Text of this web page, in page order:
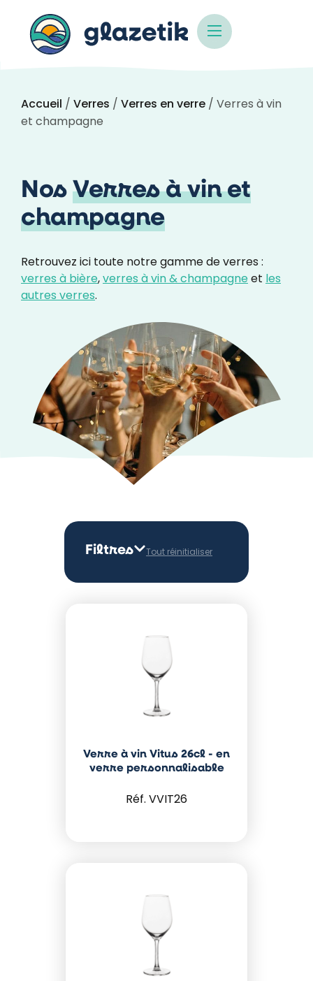
Accueil / Verres / Verres en verre / Verres à vin
et champagne
Nos Verres à vin et
champagne
Retrouvez ici toute notre gamme de verres :
verres à bière, verres à vin & champagne et les
autres verres.
Filtres Tout réinitialiser
Verre à vin Vitus 26cl - en
verre personnalisable
VVIT26